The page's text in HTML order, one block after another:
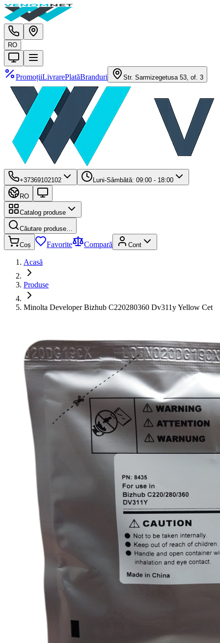
RO
PromoțiiLivrarePlatăBranduri Str. Sarmizegetusa 53, of. 3
+37369102102 Luni-Sâmbătă: 09:00 - 18:00
RO
Catalog produse
Căutare produse…
Coș Favorite Compară Cont
Acasă
Produse
Minolta Developer Bizhub C220280360 Dv311y Yellow Cet